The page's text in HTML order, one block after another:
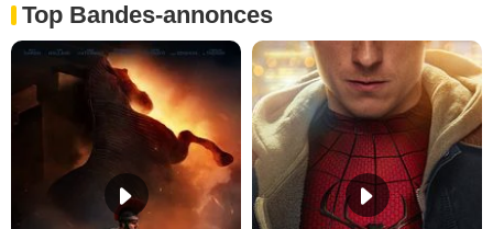
Top Bandes-annonces